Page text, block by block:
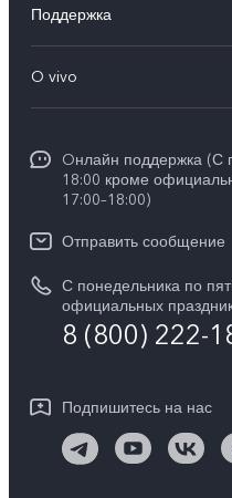
V70 FE
V70
Y31d
Y11d
V60 5G
V60 Lite
V40 Lite
Y04s
Поддержка
FAQs
Funtouch OS
Сервисные центры
IMEI аутентификация
Запрос стоимости
Обновление системы
Скачать LUT для Log-
O vivo
Пресс-центр
Карьера в vivo
Юридическая информация
О нас
Социальная
Oнлайн поддержка (С
18:00 кроме
17:00–18:00)
Отправить сообщение
С понедельника по
официальных
8 (800) 222-
Подпишитесь на нас